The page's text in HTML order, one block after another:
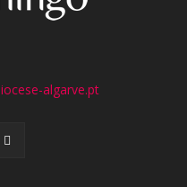
algarve.pt